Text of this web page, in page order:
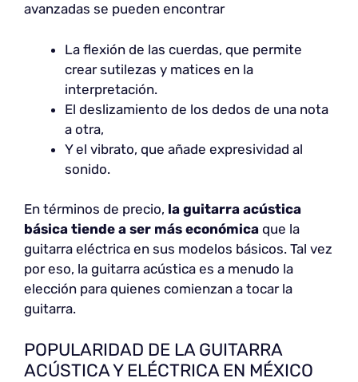
avanzadas se pueden encontrar
La flexión de las cuerdas, que permite
crear sutilezas y matices en la
interpretación.
El deslizamiento de los dedos de una nota
a otra,
Y el vibrato, que añade expresividad al
sonido.
En términos de precio, la guitarra acústica
básica tiende a ser más económica que la
guitarra eléctrica en sus modelos básicos. Tal vez
por eso, la guitarra acústica es a menudo la
elección para quienes comienzan a tocar la
guitarra.
POPULARIDAD DE LA GUITARRA
ACÚSTICA Y ELÉCTRICA EN MÉXICO